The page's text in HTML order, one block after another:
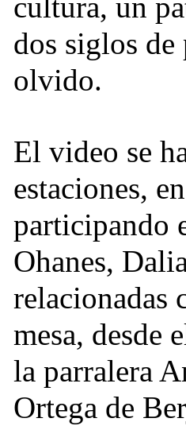
cultura, un
dos siglos de
olvido.
El video se
estaciones,
participando
Ohanes,
relacionadas
mesa, desde
la parralera
Ortega de